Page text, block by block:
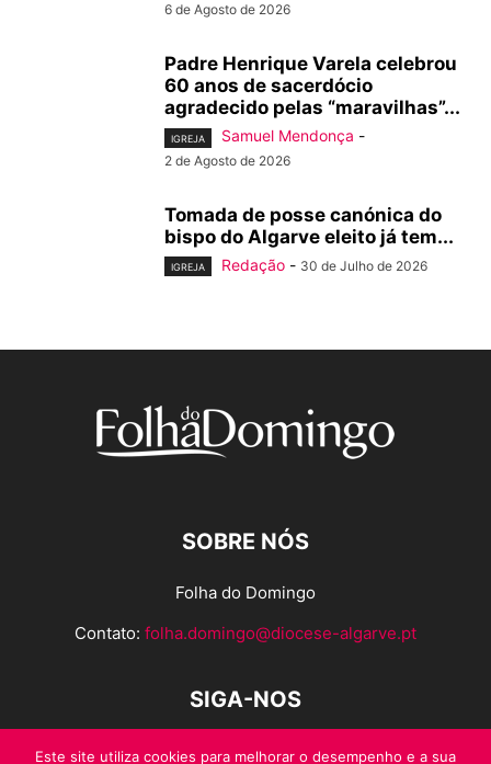
6 de Agosto de 2026
Padre Henrique Varela celebrou
60 anos de sacerdócio
agradecido pelas “maravilhas”...
IGREJA Samuel Mendonça -
2 de Agosto de 2026
Tomada de posse canónica do
bispo do Algarve eleito já tem...
IGREJA Redação - 30 de Julho de 2026
SOBRE NÓS
Folha do Domingo
Contato: folha.domingo@diocese-algarve.pt
SIGA-NOS
Este site utiliza cookies para melhorar o desempenho e a sua